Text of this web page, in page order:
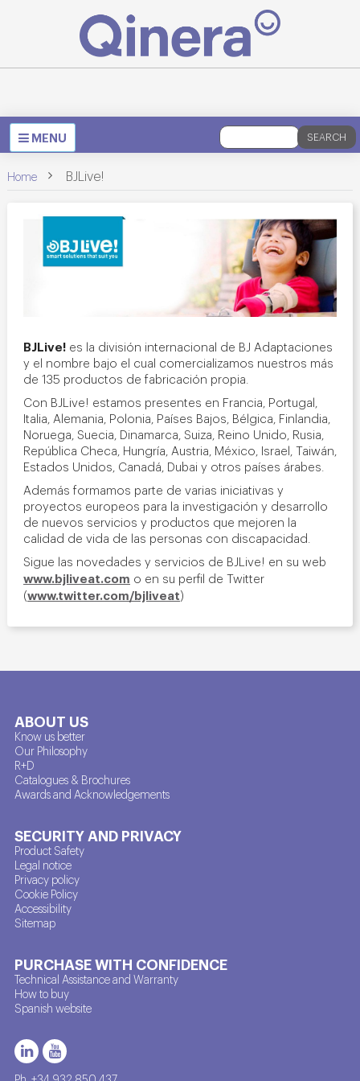
SEARCH
Toggle
navigation
MENU
Home > BJLive!
BJLive! es la división internacional de BJ Adaptaciones
y el nombre bajo el cual comercializamos nuestros más
de 135 productos de fabricación propia.
Con BJLive! estamos presentes en Francia, Portugal,
Italia, Alemania, Polonia, Países Bajos, Bélgica, Finlandia,
Noruega, Suecia, Dinamarca, Suiza, Reino Unido, Rusia,
República Checa, Hungría, Austria, México, Israel, Taiwán,
Estados Unidos, Canadá, Dubai y otros países árabes.
Además formamos parte de varias iniciativas y
proyectos europeos para la investigación y desarrollo
de nuevos servicios y productos que mejoren la
calidad de vida de las personas con discapacidad.
Sigue las novedades y servicios de BJLive! en su web
www.bjliveat.com o en su perfil de Twitter
(www.twitter.com/bjliveat)
ABOUT US
Know us better
Our Philosophy
R+D
Catalogues & Brochures
Awards and Acknowledgements
SECURITY AND PRIVACY
Product Safety
Legal notice
Privacy policy
Cookie Policy
Accessibility
Sitemap
PURCHASE WITH CONFIDENCE
Technical Assistance and Warranty
How to buy
Spanish website